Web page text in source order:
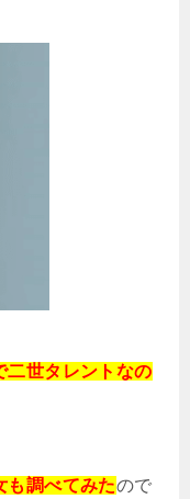
二世タレントなの
も調べてみたので